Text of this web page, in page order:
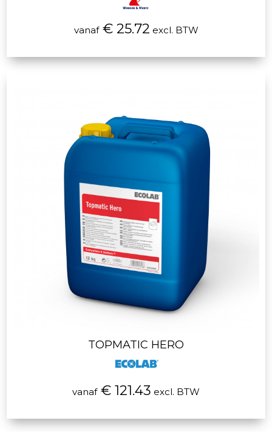
vanaf€ 25.72 excl. BTW
TOPMATIC HERO
vanaf€ 121.43 excl. BTW